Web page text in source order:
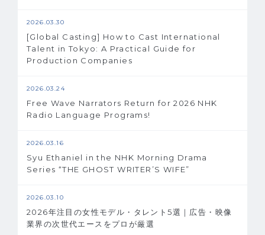
2026.03.30
[Global Casting] How to Cast International
Talent in Tokyo: A Practical Guide for
Production Companies
2026.03.24
Free Wave Narrators Return for 2026 NHK
Radio Language Programs!
2026.03.16
Syu Ethaniel in the NHK Morning Drama
Series “THE GHOST WRITER’S WIFE”
2026.03.10
2026年注目の女性モデル・タレント5選｜広告・映像
業界の次世代エースをプロが厳選